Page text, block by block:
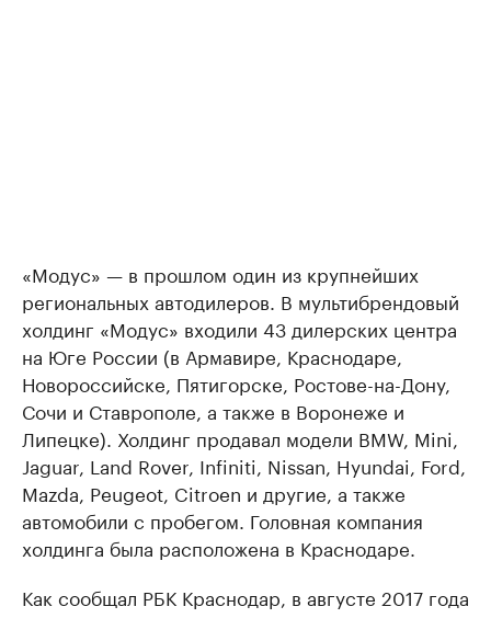
«Модус» — в прошлом один из крупнейших
региональных автодилеров. В мультибрендовый
холдинг «Модус» входили 43 дилерских центра
на Юге России (в Армавире, Краснодаре,
Новороссийске, Пятигорске, Ростове-на-Дону,
Сочи и Ставрополе, а также в Воронеже и
Липецке). Холдинг продавал модели BMW, Mini,
Jaguar, Land Rover, Infiniti, Nissan, Hyundai, Ford,
Mazda, Peugeot, Citroen и другие, а также
автомобили с пробегом. Головная компания
холдинга была расположена в Краснодаре.
Как сообщал РБК Краснодар, в августе 2017 года